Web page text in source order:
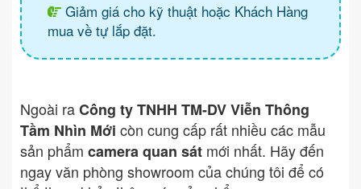
Giảm giá cho kỹ thuật hoặc Khách Hàng
mua về tự lắp đặt.
Ngoài raCông ty TNHH TM-DV Viễn Thông
Tầm Nhìn Mới còn cung cấp rất nhiều các mẫu
sản phẩm camera quan sát mới nhất. Hãy đến
ngay văn phòng showroom của chúng tôi để có